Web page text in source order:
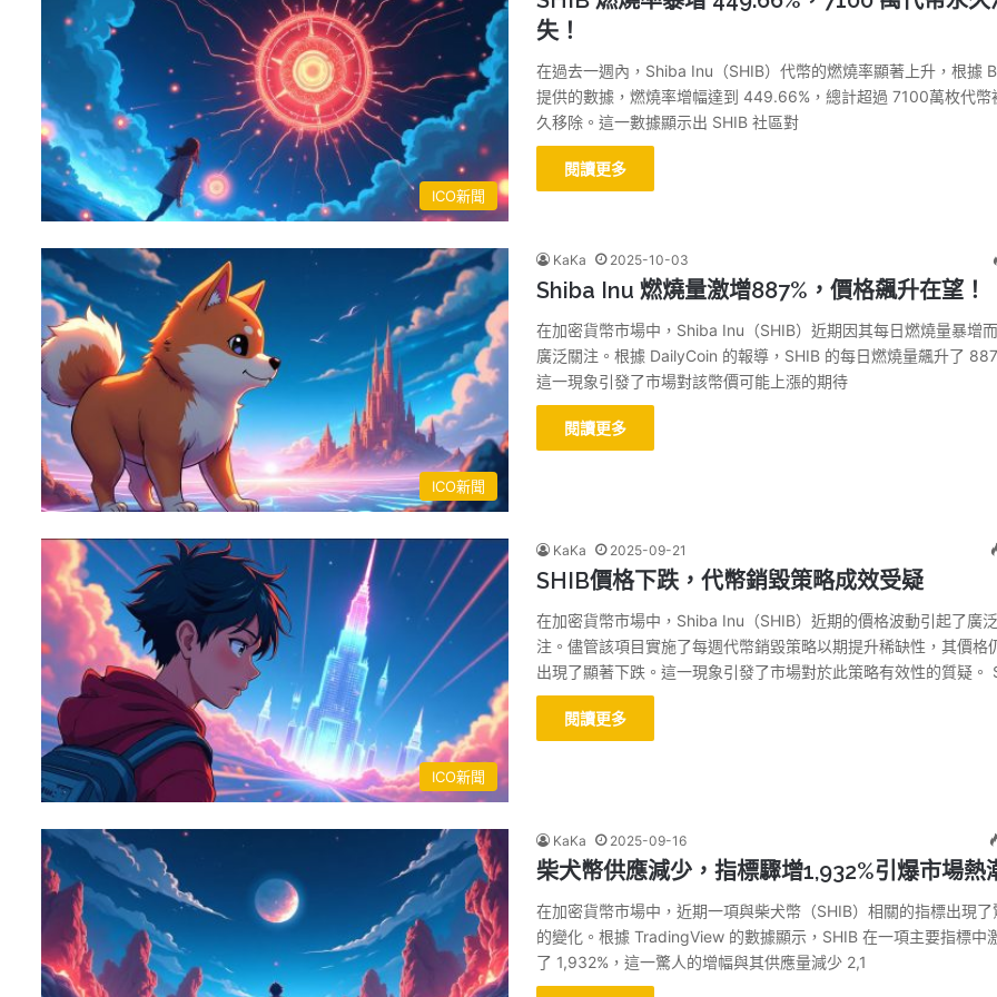
ICO新聞
失！
在過去一週內，Shiba Inu（SHIB）代幣的燃燒率顯著上升，根據
提供的數據，燃燒率增幅達到 449.66%，總計超過 7100萬枚代幣
久移除。這一數據顯示出 SHIB 社區對
閱讀更多
ICO新聞
KaKa 2025-10-03
Shiba Inu 燃燒量激增887%，價格飆升在望！
在加密貨幣市場中，Shiba Inu（SHIB）近期因其每日燃燒量暴增
廣泛關注。根據 DailyCoin 的報導，SHIB 的每日燃燒量飆升了
這一現象引發了市場對該幣價可能上漲的期待
閱讀更多
ICO新聞
KaKa 2025-09-21
SHIB價格下跌，代幣銷毀策略成效受疑
在加密貨幣市場中，Shiba Inu（SHIB）近期的價格波動引起了廣
注。儘管該項目實施了每週代幣銷毀策略以期提升稀缺性，其價格
出現了顯著下跌。這一現象引發了市場對於此策略有效性的質疑。
閱讀更多
KaKa 2025-09-16
柴犬幣供應減少，指標驟增1,932%引爆市場熱
在加密貨幣市場中，近期一項與柴犬幣（SHIB）相關的指標出現了
的變化。根據 TradingView 的數據顯示，SHIB 在一項主要指標中
了 1,932%，這一驚人的增幅與其供應量減少 2,1